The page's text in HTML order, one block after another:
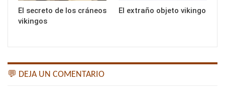
El secreto de los cráneos
vikingos
El extraño objeto vikingo
💬 DEJA UN COMENTARIO